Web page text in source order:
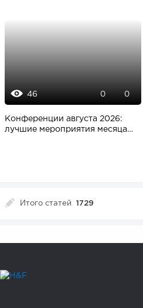
46 0 0
Конференции августа 2026:
лучшие мероприятия месяца
Итого статей 1729